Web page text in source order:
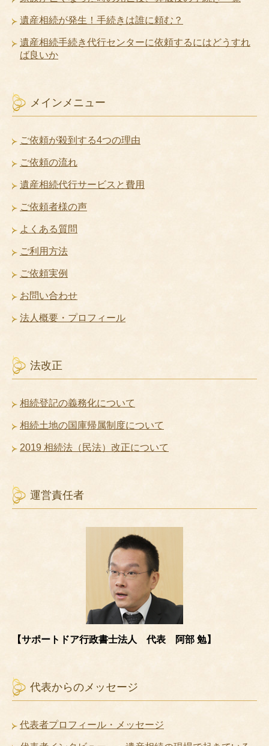
遺産相続が発生！手続きは誰に頼む？
遺産相続手続き代行センターに依頼するにはどうすれ
ば良いか
メインメニュー
ご依頼が殺到する4つの理由
ご依頼の流れ
遺産相続代行サービスと費用
ご依頼者様の声
よくある質問
ご利用方法
ご依頼実例
お問い合わせ
法人概要・プロフィール
法改正
相続登記の義務化について
相続土地の国庫帰属制度について
2019 相続法（民法）改正について
運営責任者
【サポートドア行政書士法人 代表 阿部 勉】
代表からのメッセージ
代表者プロフィール・メッセージ